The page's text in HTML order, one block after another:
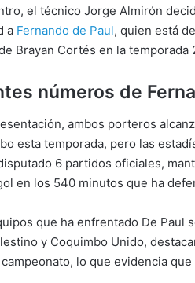
el técnico Jorge Almirón
a Fernando de Paul, quien está
Brayan Cortés en la temporada
números de
ambos porteros
esta temporada, pero las
6 partidos oficiales,
en los 540 minutos que ha
que ha enfrentado De Paul
y Coquimbo Unido,
lo que evidencia